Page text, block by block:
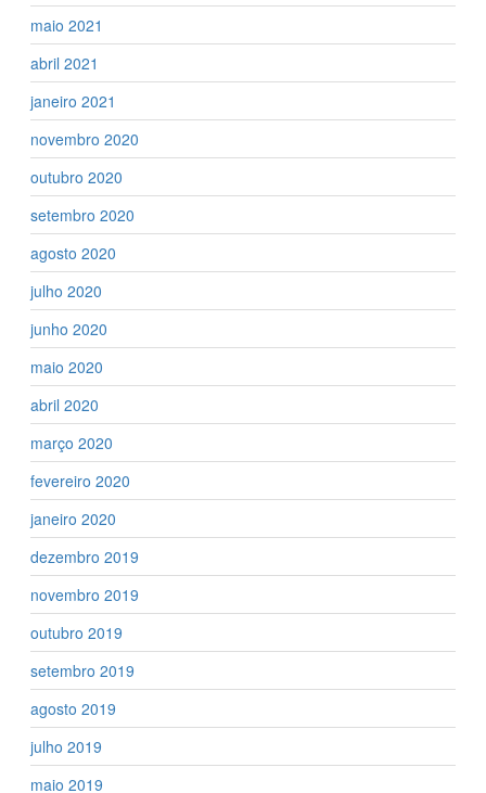
maio 2021
abril 2021
janeiro 2021
novembro 2020
outubro 2020
setembro 2020
agosto 2020
julho 2020
junho 2020
maio 2020
abril 2020
março 2020
fevereiro 2020
janeiro 2020
dezembro 2019
novembro 2019
outubro 2019
setembro 2019
agosto 2019
julho 2019
maio 2019